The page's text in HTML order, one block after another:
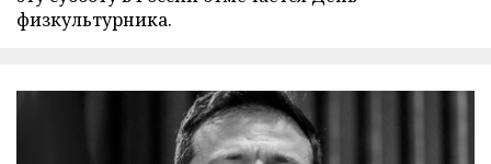
физкультурника.